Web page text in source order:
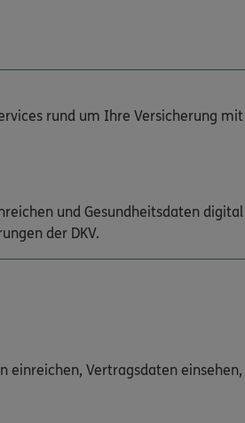
rund um Ihre Versicherung mit
und Gesundheitsdaten
der DKV.
einreichen, Vertragsdaten